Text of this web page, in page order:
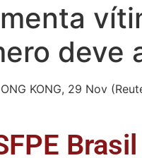
deve
KONG, 29 Nov
Brasil